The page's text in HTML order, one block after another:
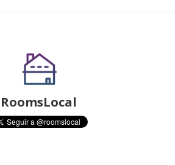
RoomsLocal